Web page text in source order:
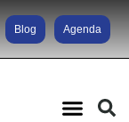
Blog Agenda